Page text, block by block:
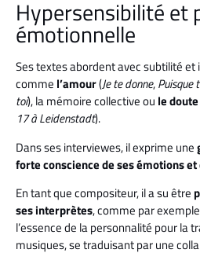
Hypersensibilité et
émotionnelle
Ses textes abordent avec subtilité
comme l’amour(Je te donne,Puisque
toi), la mémoire collective ou le
17 à Leidenstadt).
Dans ses interviewes, il exprime une
forte conscience de ses émotions
En tant que compositeur, il a su être
ses interprètes, comme par exemple
l’essence de la personnalité pour la
musiques, se traduisant par une